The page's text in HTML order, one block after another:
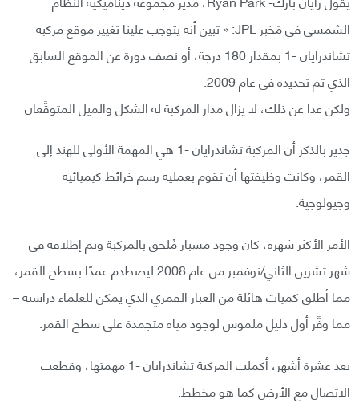
الشمسي في مَخبر JPL: « تبين أنه يتوجب علينا تغيير موقع مركبة
تشاندرايان -1 بمقدار 180 درجة، أو نصف دورة عن الموقع السابق
الذي تم تحديده في عام 2009.
ولكن عدا عن ذلك، لا يزال مدار المركبة له الشكل والميل المتوقَّعان
جدير بالذكر أن المركبة تشاندرايان -1 هي المهمة الأولى للهند إلى
القمر، وكانت وظيفتها أن تقوم بعملية رسم خرائط كيميائية
وجيولوجية.
الأمر الأكثر شهرة، كان وجود مسبار مُلحق بالمركبة وتم إطلاقه في
شهر تشرين الثاني/نوفمبر من عام 2008 ليصطدم عمدًا بسطح القمر،
مما أطلق كميات هائلة من الغبار القمري الذي يمكن للعلماء دراسته –
مما وفَّر أول دليل ملموس لوجود مياه متجمدة على سطح القمر.
بعد عشرة أشهر، أكملت المركبة تشاندرايان -1 مهمتها، وقطعت
الاتصال مع الأرض كما هو مخطط.